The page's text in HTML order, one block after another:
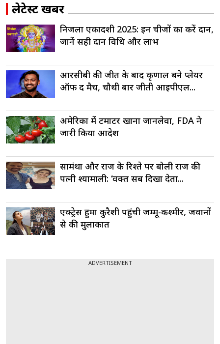
लेटेस्ट खबरें
निर्जला एकादशी 2025: इन चीजों का करें दान,
जानें सही दान विधि और लाभ
आरसीबी की जीत के बाद कृणाल बने प्लेयर
ऑफ द मैच, चौथी बार जीती आईपीएल...
अमेरिका में टमाटर खाना जानलेवा, FDA ने
जारी किया आदेश
सामंथा और राज के रिश्ते पर बोली राज की
पत्नी श्यामाली: ‘वक्त सब दिखा देता...
एक्ट्रेस हुमा कुरैशी पहुंची जम्मू-कश्मीर, जवानों
से की मुलाकात
ADVERTISEMENT